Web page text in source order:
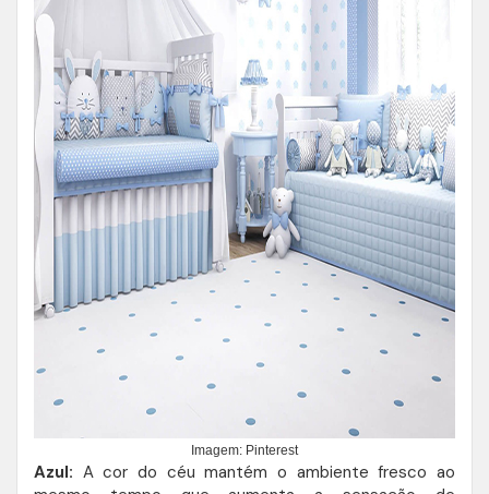
Imagem: Pinterest
Azul: A cor do céu mantém o ambiente fresco ao